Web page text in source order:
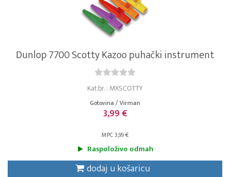
Dunlop 7700 Scotty Kazoo puhački instrument
Kat.br. : MXSCOTTY
Gotovina / Virman
3,99 €
MPC 3,99 €
Raspoloživo odmah
dodaj u košaricu